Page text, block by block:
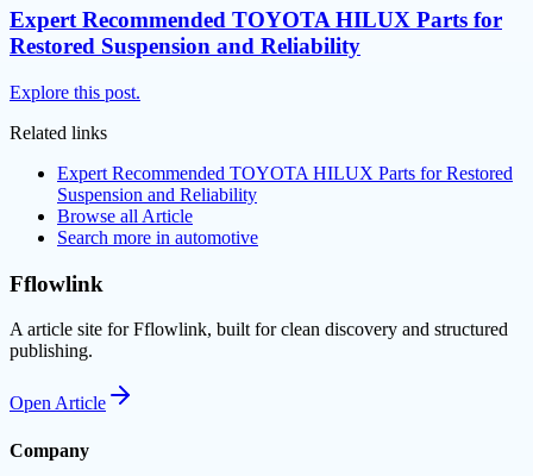
Expert Recommended TOYOTA HILUX Parts for
Restored Suspension and Reliability
Explore this post.
Related links
Expert Recommended TOYOTA HILUX Parts for Restored
Suspension and Reliability
Browse all Article
Search more in automotive
Fflowlink
A article site for Fflowlink, built for clean discovery and structured
publishing.
Open Article
Company